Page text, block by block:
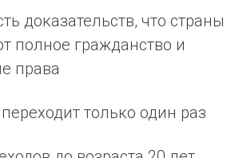
доказательств, что страны
полное гражданство и
права
только один раз